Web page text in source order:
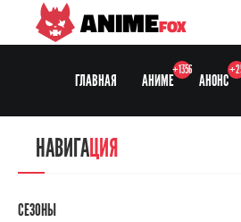
ANIMEFOX
ГЛАВНАЯ АНИМЕ
+1356
АНОНС
НАВИГАЦИЯ
СЕЗОНЫ